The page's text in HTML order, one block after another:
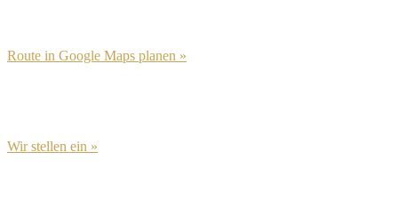
Route in Google Maps planen »
Wir stellen ein »